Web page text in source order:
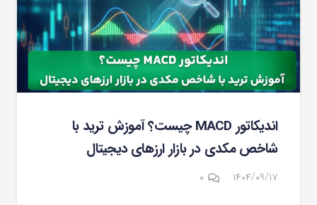
اندیکاتور MACD چیست؟ آموزش ترید با
شاخص مکدی در بازار ارزهای دیجیتال
۱۴۰۴/۰۹/۱۷ ۰